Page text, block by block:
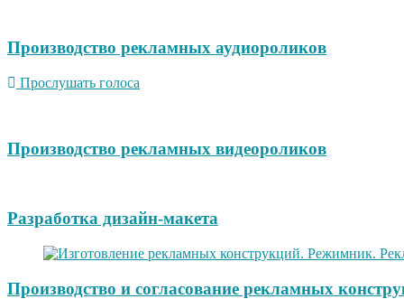
Производство рекламных аудиороликов
Прослушать голоса
Производство рекламных видеороликов
Разработка дизайн-макета
Производство и согласование рекламных